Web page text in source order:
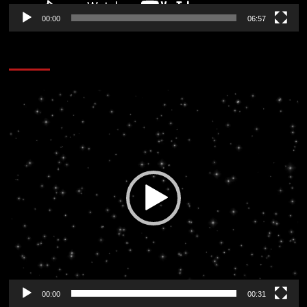
00:00 06:57
Reproductor
vídeo
00:00 00:31